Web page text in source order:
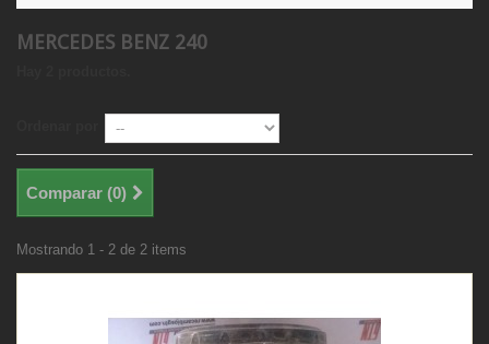
MERCEDES BENZ 240
Comparar (0)
Mostrando 1 - 2 de 2 items